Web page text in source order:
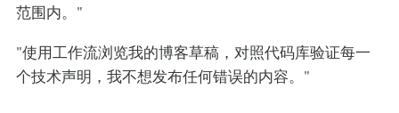
范围内。"
"使用工作流浏览我的博客草稿，对照代码库验证每一
个技术声明，我不想发布任何错误的内容。"